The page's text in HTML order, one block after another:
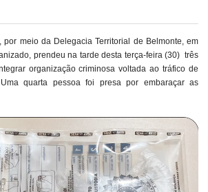
meio da Delegacia Territorial de Belmonte, em
prendeu na tarde desta terça-feira (30) três
organização criminosa voltada ao tráfico de
quarta pessoa foi presa por embaraçar as